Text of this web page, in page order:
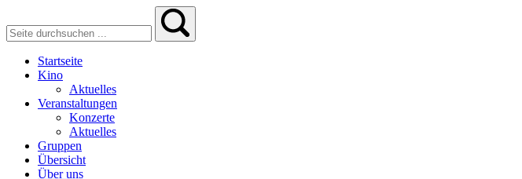
Startseite
Kino
Aktuelles
Veranstaltungen
Konzerte
Aktuelles
Gruppen
Übersicht
Über uns